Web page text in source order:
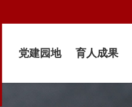
党建园地 育人成果